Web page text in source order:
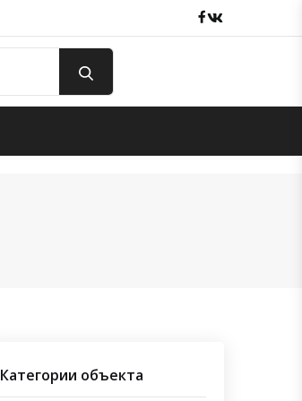
Facebook
Категории объекта